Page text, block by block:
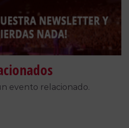
evento relacionado.